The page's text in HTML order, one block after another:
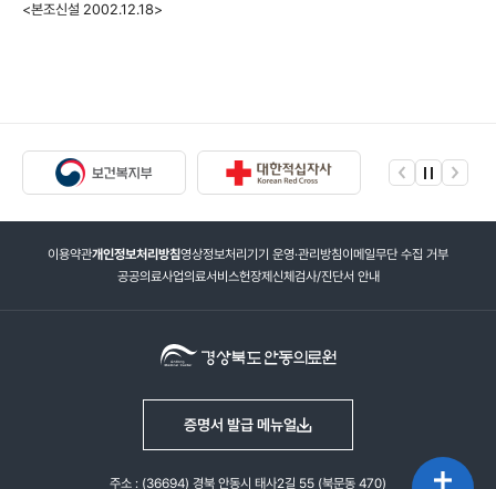
<본조신설 2002.12.18>
이용약관개인정보처리방침영상정보처리기기 운영·관리방침이메일무단 수집 거부
공공의료사업의료서비스헌장제 신체검사/진단서 안내
주소 : (36694) 경북 안동시 태사2길 55 (북문동 470)
증명서 발급 메뉴얼